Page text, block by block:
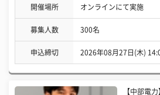
開催場所 オンラインにて実施
募集人数 300名
申込締切 2026年08月27日(木)
【中部電